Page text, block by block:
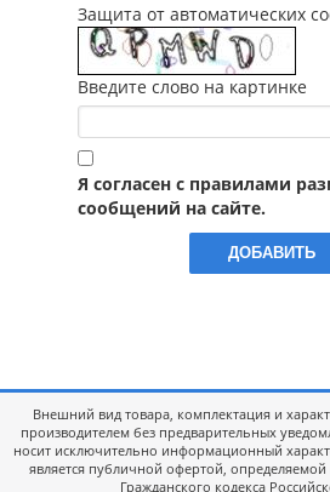
Защита от автоматических
Введите слово на картинке
Я согласен с правилами
сообщений на сайте.
Внешний вид товара, комплектация и
производителем без предварительных
носит исключительно информационный
является публичной офертой,
Гражданского кодекса